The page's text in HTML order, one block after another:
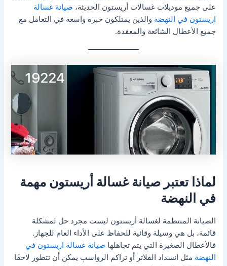
على جميع موديلات غسالات أريستون الحديثة، صيانة غسالة
اريستون في النهضة والذين يمتلكون خبرة واسعة في التعامل مع
جميع الأعطال الشائعة والمعقدة.
لماذا تعتبر صيانة غسالة أريستون مهمة
في النهضة
الصيانة المنتظمة لغسالة أريستون ليست مجرد حل لمشكلة
قائمة، بل هي وسيلة وقائية للحفاظ على الأداء العام للجهاز.
فالأعطال الصغيرة التي يتم تجاهلها صيانة غسالة اريستون في
النهضة مثل انسداد الفلاتر أو تراكم الرواسب يمكن أن تتطور لاحقًا